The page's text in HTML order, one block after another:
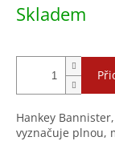
Skladem
Hankey
vyznačuje plnou,